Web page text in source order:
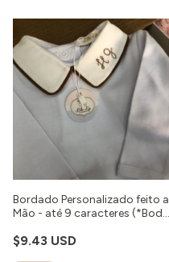
Bordado Personalizado feito a
Mão - até 9 caracteres (*Body
$9.43 USD